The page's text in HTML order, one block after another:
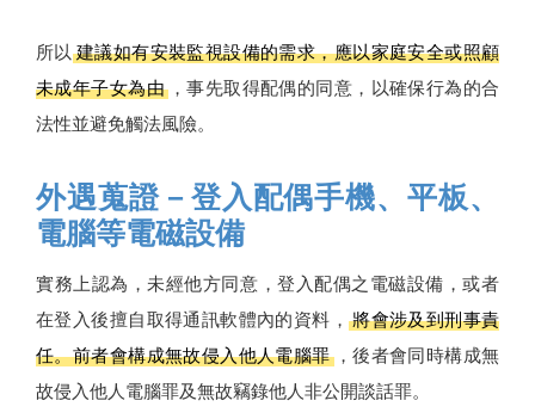
所以 建議如有安裝監視設備的需求，應以家庭安全或照顧
未成年子女為由，事先取得配偶的同意，以確保行為的合
法性並避免觸法風險。
外遇蒐證－登入配偶手機、平板、
電腦等電磁設備
實務上認為，未經他方同意，登入配偶之電磁設備，或者
在登入後擅自取得通訊軟體內的資料，將會涉及到刑事責
任。前者會構成無故侵入他人電腦罪，後者會同時構成無
故侵入他人電腦罪及無故竊錄他人非公開談話罪。